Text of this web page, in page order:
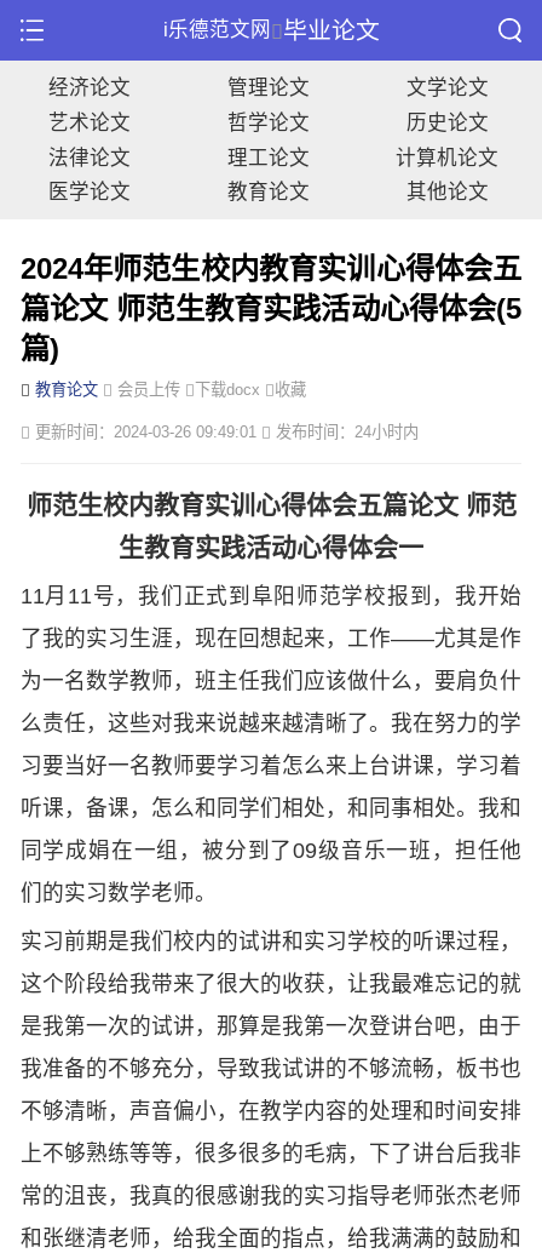
i乐德范文网 毕业论文
经济论文 管理论文
文学论文
艺术论文
哲学论文
历史论文
法律论文
理工论文
计算机论文
医学论文
教育论文 其他论文
2024年师范生校内教育实训心得体会五
篇论文 师范生教育实践活动心得体会(5
篇)
教育论文 会员上传 下载docx 收藏
更新时间：2024-03-26 09:49:01 发布时间：24小时内
师范生校内教育实训心得体会五篇论文 师范
生教育实践活动心得体会一
11月11号，我们正式到阜阳师范学校报到，我开始
了我的实习生涯，现在回想起来，工作——尤其是作
为一名数学教师，班主任我们应该做什么，要肩负什
么责任，这些对我来说越来越清晰了。我在努力的学
习要当好一名教师要学习着怎么来上台讲课，学习着
听课，备课，怎么和同学们相处，和同事相处。我和
同学成娟在一组，被分到了09级音乐一班，担任他
们的实习数学老师。
实习前期是我们校内的试讲和实习学校的听课过程，
这个阶段给我带来了很大的收获，让我最难忘记的就
是我第一次的试讲，那算是我第一次登讲台吧，由于
我准备的不够充分，导致我试讲的不够流畅，板书也
不够清晰，声音偏小，在教学内容的处理和时间安排
上不够熟练等等，很多很多的毛病，下了讲台后我非
常的沮丧，我真的很感谢我的实习指导老师张杰老师
和张继清老师，给我全面的指点，给我满满的鼓励和